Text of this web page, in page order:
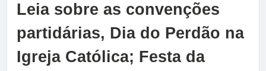
Leia sobre as convenções
partidárias, Dia do Perdão na
Igreja Católica; Festa da